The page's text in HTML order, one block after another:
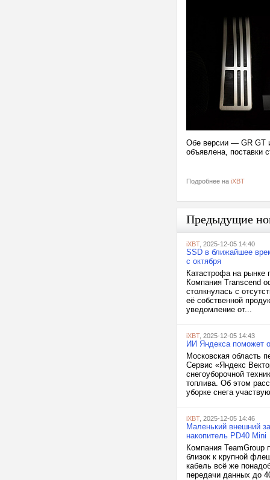
Обе версии — GR GT
объявлена, поставки
Подробнее на iXBT
Предыдущие
iXBT, 2025-12-05 14:40
SSD в ближайшее
с октября
Катастрофа на рынке
Компания Transcend
столкнулась с
её собственной
уведомление от...
iXBT, 2025-12-05 14:43
ИИ Яндекса поможет
Московская область
Сервис «Яндекс
снегоуборочной
топлива. Об этом
уборке снега
iXBT, 2025-12-05 14:46
Маленький внешний
накопитель PD40 Mini
Компания TeamGroup
близок к крупной
кабель всё же
передачи данных до